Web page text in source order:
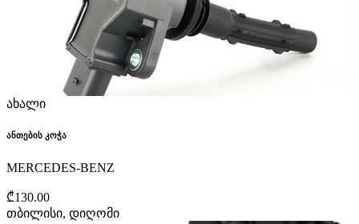
ახალი
ანთების კოჭა
MERCEDES-BENZ
₾130.00
თბილისი, დიღომი